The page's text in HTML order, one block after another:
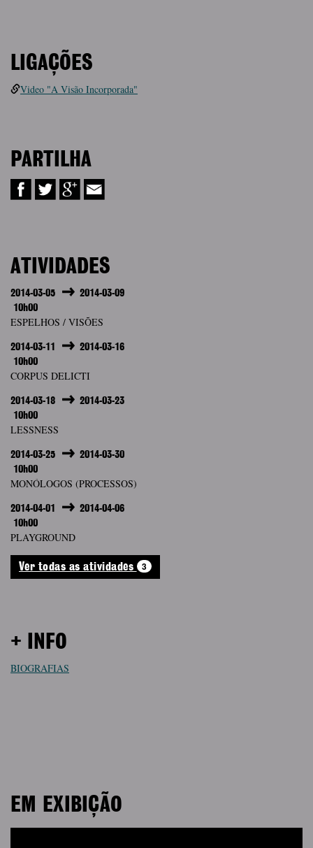
LIGAÇÕES
Video "A Visão Incorporada"
PARTILHA
ATIVIDADES
2014-03-05
2014-03-09
10h00
ESPELHOS / VISÕES
2014-03-11
2014-03-16
10h00
CORPUS DELICTI
2014-03-18
2014-03-23
10h00
LESSNESS
2014-03-25
2014-03-30
10h00
MONÓLOGOS (PROCESSOS)
2014-04-01
2014-04-06
10h00
PLAYGROUND
Ver todas as atividades 3
+ INFO
BIOGRAFIAS
EM EXIBIÇÃO